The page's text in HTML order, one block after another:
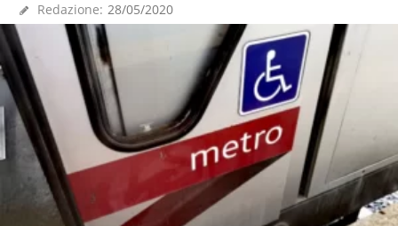
Redazione: 28/05/2020